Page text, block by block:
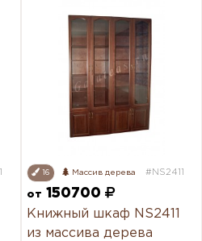
16 Массив дерева #NS2411
от
150700
Книжный шкаф NS2411
из массива дерева